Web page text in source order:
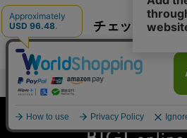
チェックしたア